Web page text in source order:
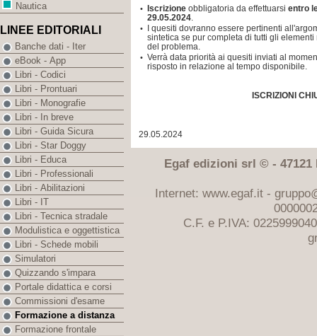
• Iscrizione obbligatoria da effettuarsi entro
29.05.2024.
•
I quesiti dovranno essere pertinenti
sintetica se pur completa di tutti gli
del problema.
• Verrà data priorità ai quesiti inviati al
risposto in relazione al tempo disponibile.
ISCRIZIONI
29.05.2024
Egaf edizioni srl © - 47121
Internet: www.egaf.it -
C.F. e P.IVA:
Nautica
LINEE EDITORIALI
Banche dati - Iter
eBook - App
Libri - Codici
Libri - Prontuari
Libri - Monografie
Libri - In breve
Libri - Guida Sicura
Libri - Star Doggy
Libri - Educa
Libri - Professionali
Libri - Abilitazioni
Libri - IT
Libri - Tecnica stradale
Modulistica e oggettistica
Libri - Schede mobili
Simulatori
Quizzando s'impara
Portale didattica e corsi
Commissioni d'esame
Formazione a distanza
Formazione frontale